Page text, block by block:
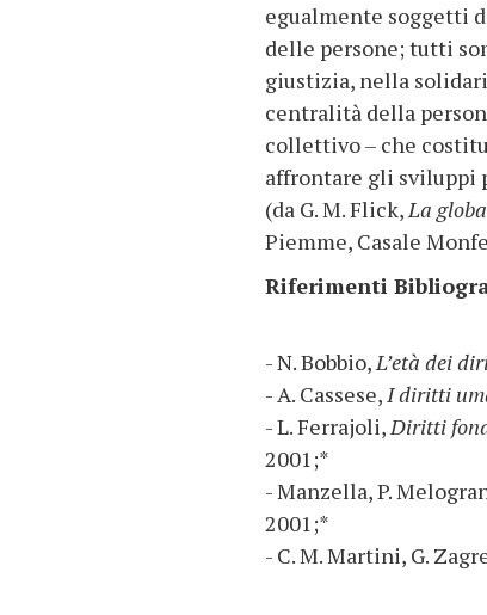
egualmente soggetti
delle persone; tutti
giustizia, nella
centralità della
collettivo – che
affrontare gli sviluppi
(da G. M. Flick,La
Piemme, Casale
Riferimenti
- N. Bobbio,L’età dei
- A. Cassese,I diritti
- L. Ferrajoli,Diritti
2001;*
- Manzella, P.
2001;*
- C. M. Martini, G.